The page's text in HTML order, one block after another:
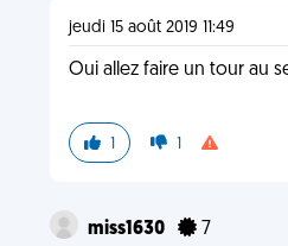
jeudi 15 août 2019 11:49
Oui allez faire un tour au
1 1
miss1630 7